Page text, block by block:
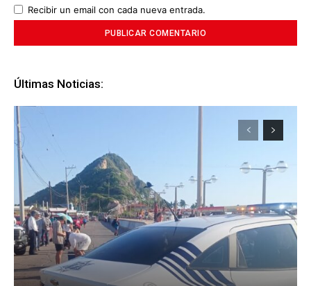
Recibir un email con cada nueva entrada.
Últimas Noticias: